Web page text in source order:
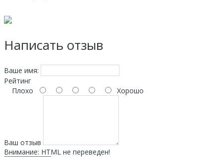
Написать отзыв
Ваше имя:
Рейтинг
Плохо
Хорошо
Ваш отзыв
Внимание: HTML не переведен!